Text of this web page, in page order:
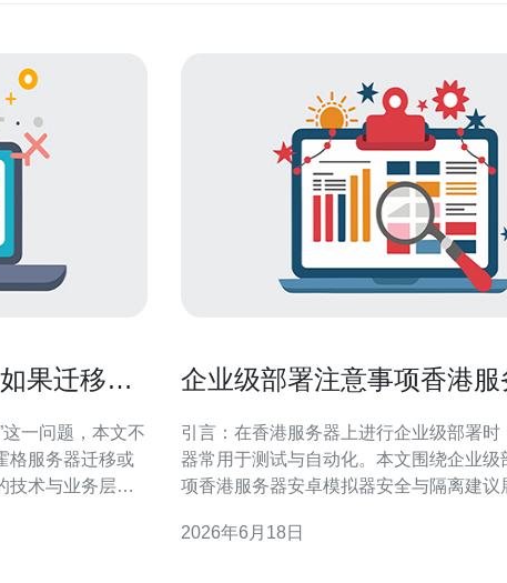
果迁移会
一问题，本文不
格服务器迁移或
技术与业务层面
风险控制。 如
企业级部署注意事项香港服
引言：在香港服务器上进行企业级部署时
器常用于测试与自动化。本文围绕企业级
项香港服务器安卓模拟器安全与隔离建议
港服务器的合规与网络优势 香港服务器靠
2026年6月18日